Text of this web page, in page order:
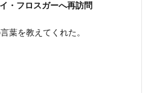
・フロスガーへ再訪問
葉を教えてくれた。